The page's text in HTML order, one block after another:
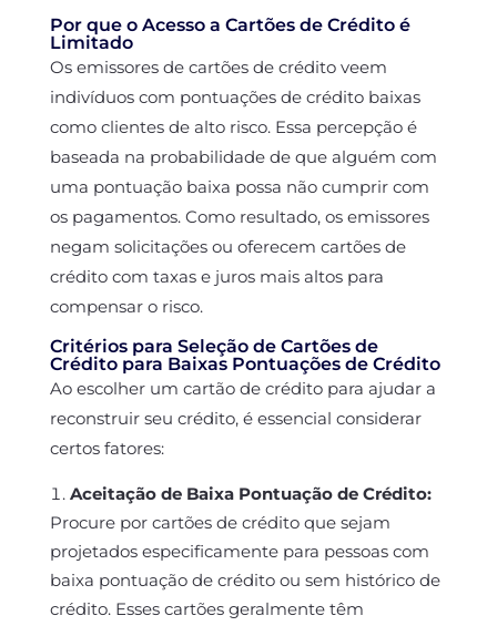
Por que o Acesso a Cartões de Crédito é
Limitado
Os emissores de cartões de crédito veem
indivíduos com pontuações de crédito baixas
como clientes de alto risco. Essa percepção é
baseada na probabilidade de que alguém com
uma pontuação baixa possa não cumprir com
os pagamentos. Como resultado, os emissores
negam solicitações ou oferecem cartões de
crédito com taxas e juros mais altos para
compensar o risco.
Critérios para Seleção de Cartões de
Crédito para Baixas Pontuações de Crédito
Ao escolher um cartão de crédito para ajudar a
reconstruir seu crédito, é essencial considerar
certos fatores:
Aceitação de Baixa Pontuação de Crédito:
Procure por cartões de crédito que sejam
projetados especificamente para pessoas com
baixa pontuação de crédito ou sem histórico de
crédito. Esses cartões geralmente têm